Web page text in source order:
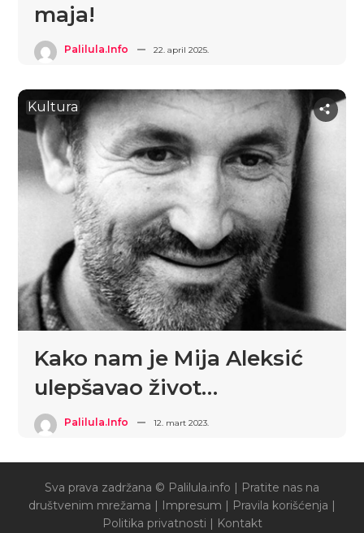
maja!
Palilula.info 22. april 2025.
Kultura
Kako nam je Mija Aleksić
ulepšavao život…
Palilula.info 12. mart 2023.
Sva prava zadržana © Palilula.info | Pratite nas na
društvenim mrežama | Impresum | Pravila korišćenja |
Politika privatnosti | Kontakt